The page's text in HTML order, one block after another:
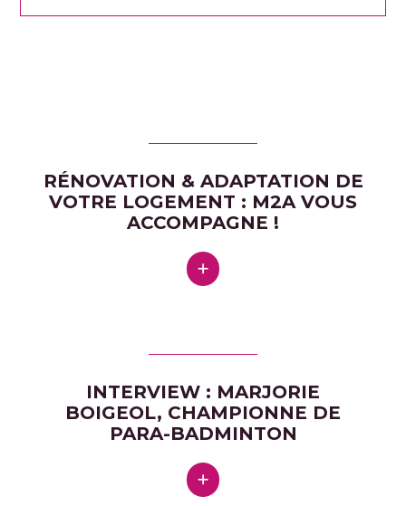
RÉNOVATION & ADAPTATION DE
VOTRE LOGEMENT : M2A VOUS
ACCOMPAGNE !
INTERVIEW : MARJORIE
BOIGEOL, CHAMPIONNE DE
PARA-BADMINTON